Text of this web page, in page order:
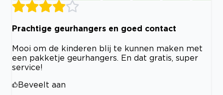
Prachtige geurhangers en goed contact
Mooi om de kinderen blij te kunnen maken met
een pakketje geurhangers. En dat gratis, super
service!
Beveelt aan